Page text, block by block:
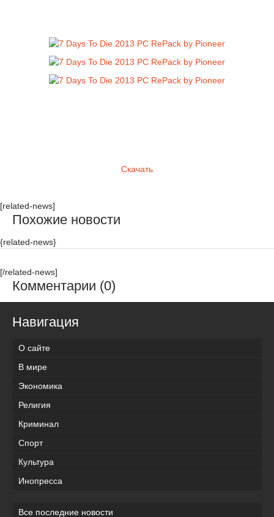
Скачать
[related-news]
Похожие новости
{related-news}
[/related-news]
Комментарии (0)
Навигация
О сайте
В мире
Экономика
Религия
Криминал
Спорт
Культура
Инопресса
Все последние новости